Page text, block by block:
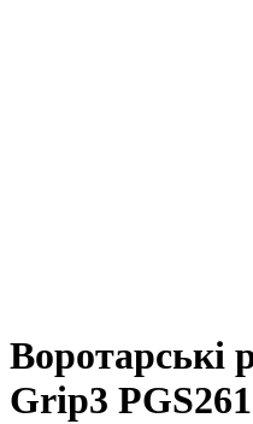
Воротарські
Grip3